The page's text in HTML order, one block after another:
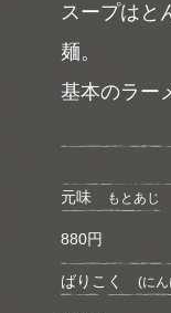
スープはと
麺。
基本のラー
元味 もとあじ
880円
ばりこく(に